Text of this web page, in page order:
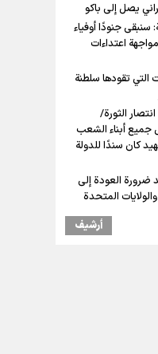
يصل إلى باكو
سنبقى جنودًا أوفياء
اعتداءات
التي تقودها سلطنة
الثورة/
أبناء الشعب
كان سندًا للدولة
ضرورة العودة إلى
المتحدة
أرشیف